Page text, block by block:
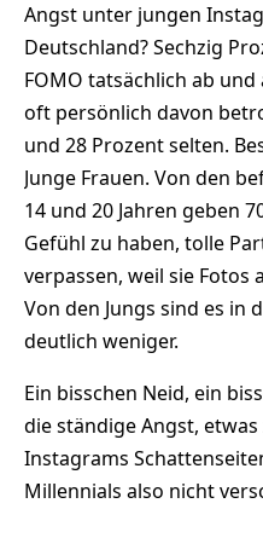
Angst unter jungen
Deutschland? Sechzig
FOMO tatsächlich ab
oft persönlich davon
und 28 Prozent selten.
Junge Frauen. Von den
14 und 20 Jahren geben
Gefühl zu haben, tolle
verpassen, weil sie Fotos
Von den Jungs sind es in
deutlich weniger.
Ein bisschen Neid, ein
die ständige Angst,
Instagrams
Millennials also nicht